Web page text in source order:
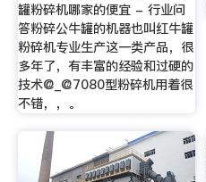
罐粉碎机哪家的便宜 - 行业问
答粉碎公牛罐的机器也叫红牛罐
粉碎机专业生产这一类产品，很
多年了，有丰富的经验和过硬的
技术@_@7080型粉碎机用着很
不错，，。